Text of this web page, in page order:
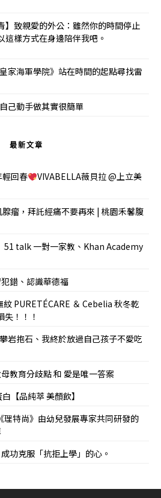
】致親愛的外公：雖然你的時間停止
這樣方式在身邊陪伴我吧。
家海軍學院》站在時間的起點尋找雷
己動手做其實很簡單
最新文章
回春
VIVABELLA薇貝拉 @上立美
瘤，拜託經痛不要再來 | 桃園禾馨腹
51 talk 一對一家教、Khan Academy
錯、認識華德福
紋 PURETÉCARE ＆ Cebelia 秋冬乾
！！！
岩抱石、我終於放過自己孩子不愛吃
教育分歧點 和 愛是唯一答案
【品純萃 美顏飲】
特尚》由幼兒發展專家共同研發的
功克服「抗拒上學」的心。